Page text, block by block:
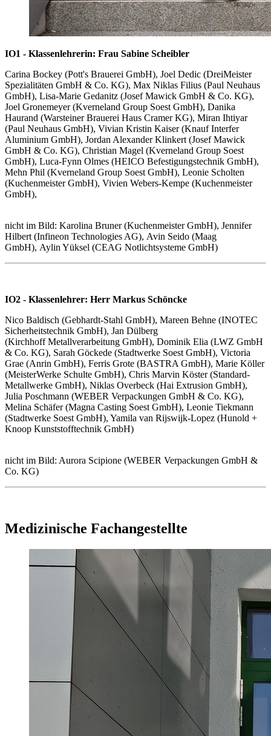
IO1 - Klassenlehrerin: Frau Sabine Scheibler
Carina Bockey (Pott's Brauerei GmbH), Joel Dedic (DreiMeister
Spezialitäten GmbH & Co. KG), Max Niklas Filius (Paul Neuhaus
GmbH), Lisa-Marie Gedanitz (Josef Mawick GmbH & Co. KG),
Joel Gronemeyer (Kverneland Group Soest GmbH), Danika
Haurand (Warsteiner Brauerei Haus Cramer KG), Miran Ihtiyar
(Paul Neuhaus GmbH), Vivian Kristin Kaiser (Knauf Interfer
Aluminium GmbH), Jordan Alexander Klinkert (Josef Mawick
GmbH & Co. KG), Christian Magel (Kverneland Group Soest
GmbH), Luca-Fynn Olmes (HEICO Befestigungstechnik GmbH),
Mehn Phil (Kverneland Group Soest GmbH), Leonie Scholten
(Kuchenmeister GmbH), Vivien Webers-Kempe (Kuchenmeister
GmbH),
nicht im Bild: Karolina Bruner (Kuchenmeister GmbH), Jennifer
Hilbert (Infineon Technologies AG), Avin Seido (Maag
GmbH), Aylin Yüksel (CEAG Notlichtsysteme GmbH)
IO2 - Klassenlehrer: Herr Markus Schöncke
Nico Baldisch (Gebhardt-Stahl GmbH), Mareen Behne (INOTEC
Sicherheitstechnik GmbH), Jan Dülberg
(Kirchhoff Metallverarbeitung GmbH), Dominik Elia (LWZ GmbH
& Co. KG), Sarah Göckede (Stadtwerke Soest GmbH), Victoria
Grae (Anrin GmbH), Ferris Grote (BASTRA GmbH), Marie Köller
(MeisterWerke Schulte GmbH), Chris Marvin Köster (Standard-
Metallwerke GmbH), Niklas Overbeck (Hai Extrusion GmbH),
Julia Poschmann (WEBER Verpackungen GmbH & Co. KG),
Melina Schäfer (Magna Casting Soest GmbH), Leonie Tiekmann
(Stadtwerke Soest GmbH), Yamila van Rijswijk-Lopez (Hunold +
Knoop Kunststofftechnik GmbH)
nicht im Bild: Aurora Scipione (WEBER Verpackungen GmbH &
Co. KG)
Medizinische Fachangestellte